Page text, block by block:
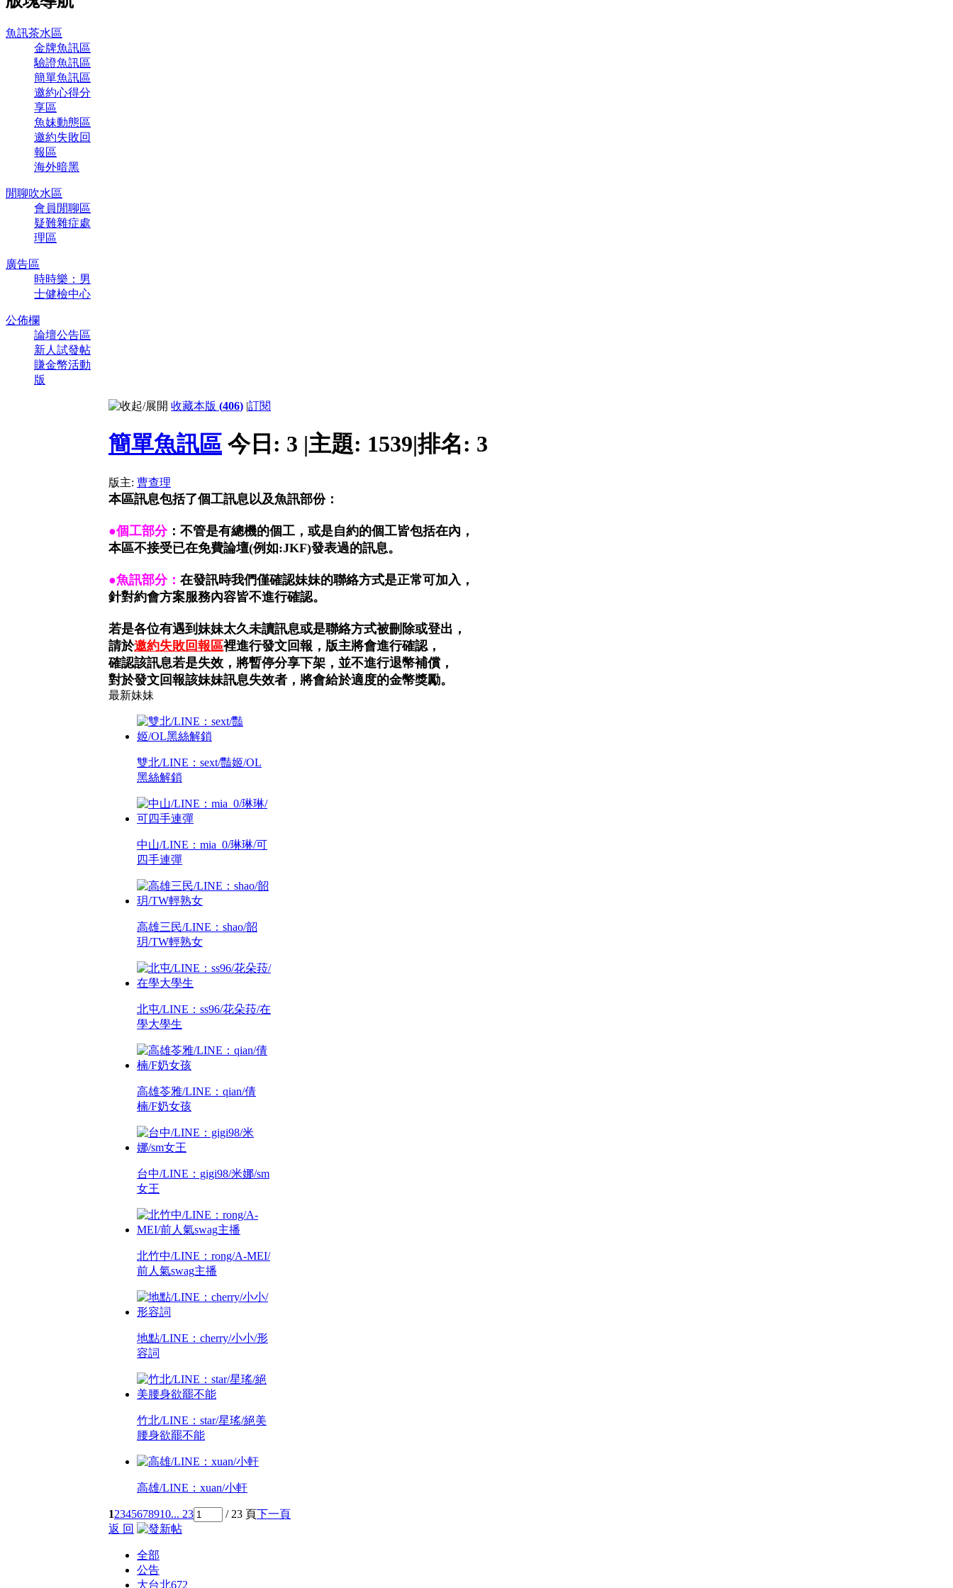
魚訊茶水區
金牌魚訊區
驗證魚訊區
簡單魚訊區
邀約心得分
享區
魚妹動態區
邀約失敗回
報區
海外暗黑
閒聊吹水區
會員閒聊區
疑難雜症處
理區
廣告區
時時樂：男
士健檢中心
公佈欄
論壇公告區
新人試發帖
賺金幣活動
版
收藏本版 (406) |訂閱
簡單魚訊區 今日: 3 |主題: 1539|排名: 3
版主: 曹查理
本區訊息包括了個工訊息以及魚訊部份：
●個工部分：不管是有總機的個工，或是自約的個工皆包括在內，
本區不接受已在免費論壇(例如:JKF)發表過的訊息。
●魚訊部分： 在發訊時我們僅確認妹妹的聯絡方式是正常可加入，
針對約會方案服務內容皆不進行確認。
若是各位有遇到妹妹太久未讀訊息或是聯絡方式被刪除或登出，
請於邀約失敗回報區裡進行發文回報，版主將會進行確認，
確認該訊息若是失效，將暫停分享下架，並不進行退幣補償，
對於發文回報該妹妹訊息失效者，將會給於適度的金幣獎勵。
最新妹妹
雙北/LINE：sext/豔姬/OL
黑絲解鎖
中山/LINE：mia_0/琳琳/可
四手連彈
高雄三民/LINE：shao/韶
玥/TW輕熟女
北屯/LINE：ss96/花朵菈/在
學大學生
高雄苓雅/LINE：qian/倩
楠/F奶女孩
台中/LINE：gigi98/米娜/sm
女王
北竹中/LINE：rong/A-MEI/
前人氣swag主播
地點/LINE：cherry/小小/形
容詞
竹北/LINE：star/星瑤/絕美
腰身欲罷不能
高雄/LINE：xuan/小軒
12345678910... 23 / 23 頁下一頁
返 回
全部
公告
大台北672